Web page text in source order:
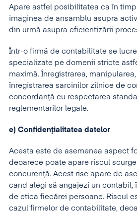
Apare astfel posibilitatea ca în
imaginea de ansamblu asupra
din urmă asupra eficientizării
Într-o firmă de contabilitate se
specializate pe domenii stricte
maximă. Înregistrarea,
înregistrarea sarcinilor zilnice de
concordanţă cu respectarea
reglementarilor legale.
e) Confidenţialitatea datelor
Acesta este de asemenea aspect
deoarece poate apare riscul
concurenţă. Acest risc apare de
cand alegi să angajezi un contabil,
de etica fiecărei persoane. Riscul
cazul firmelor de contabilitate,